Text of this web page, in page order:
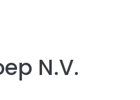
N.V.